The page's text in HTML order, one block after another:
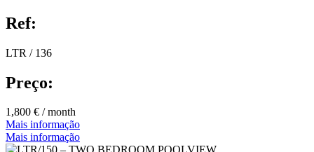
Ref:
LTR / 136
Preço:
1,800 € / month
Mais informação
Mais informação